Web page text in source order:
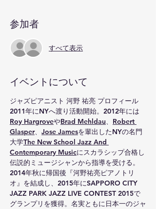
参加者
すべて表示
イベントについて
ジャズピアニスト 河野 祐亮 プロフィール
2011年にNYへ渡り活動開始。2012年には
Roy HargroveやBrad Mehldau、 Robert
Glasper、 Jose Jamesを輩出したNYの名門
大学The New School Jazz And
Contemporary Musicにスカラシップ合格し
伝説的ミュージシャンから指導を受ける。
2014年秋に帰国後『河野祐亮ピアノトリ
オ』を結成し、2015年にSAPPORO CITY
JAZZ PARK JAZZ LIVE CONTEST 2015で
グランプリを獲得。名実ともに日本一のジャ